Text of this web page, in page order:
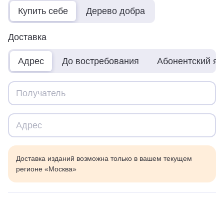
Купить себе Дерево добра
Доставка
Адрес До востребования Абонентский
Доставка изданий возможна только в вашем текущем
регионе «Москва»